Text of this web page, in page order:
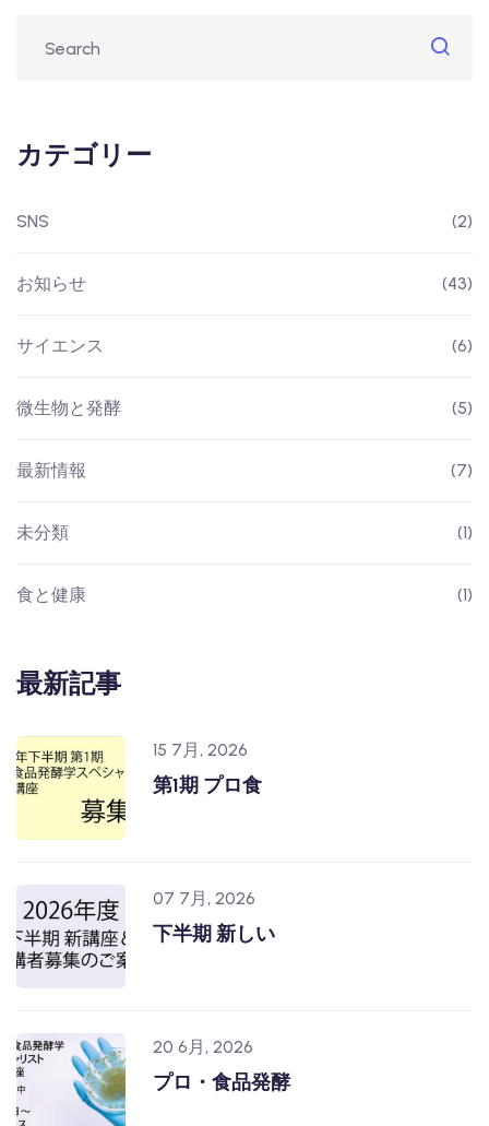
カテゴリー
SNS (2)
お知らせ (43)
サイエンス (6)
微生物と発酵 (5)
最新情報 (7)
未分類 (1)
食と健康 (1)
最新記事
15 7月, 2026
第1期 プロ食
07 7月, 2026
下半期 新しい
20 6月, 2026
プロ・食品発酵